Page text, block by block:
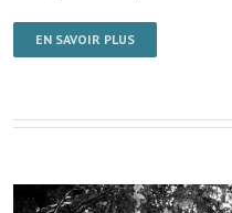
EN SAVOIR PLUS